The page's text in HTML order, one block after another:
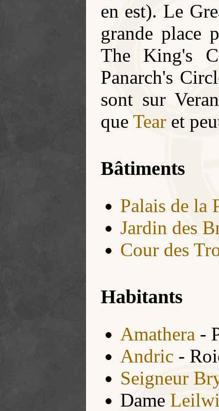
en est). Le
grande place
The King's
Panarch's
sont sur
que Tearet
Bâtiments
Palais de la
Jardin des
Cour des
Habitants
Amathera -
Andric -
Seigneur
Dame